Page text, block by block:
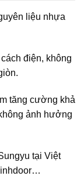
liệu nhựa
điện, không
tăng cường khả
ảnh hưởng
tại Việt